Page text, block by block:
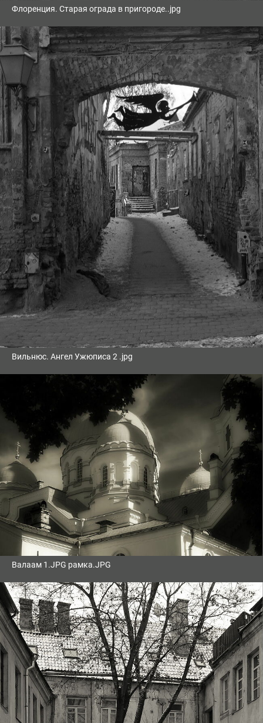
Флоренция. Старая ограда в пригороде..jpg
Вильнюс. Ангел Ужюписа 2 .jpg
Валаам 1.JPG рамка.JPG